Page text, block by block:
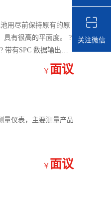
具有很高的平面度。 ?
带有SPC 数据输出
￥ 面议
量仪表，主要测量产品
￥ 面议
关注微信